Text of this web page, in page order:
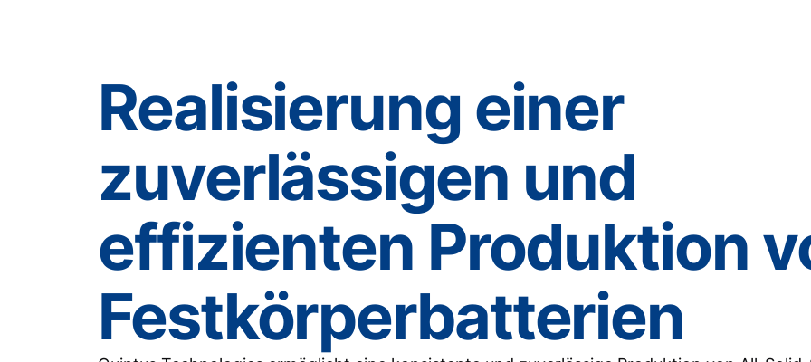
Realisierung einer
zuverlässigen und
effizienten Produktion
Festkörperbatterien